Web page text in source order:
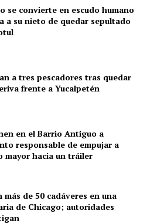
se convierte en escudo humano
a su nieto de quedar sepultado
a tres pescadores tras quedar
frente a Yucalpetén
en el Barrio Antiguo a
responsable de empujar a
mayor hacia un tráiler
más de 50 cadáveres en una
de Chicago; autoridades